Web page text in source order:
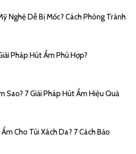
Nghệ Dễ Bị Mốc? Cách Phòng Tránh
Pháp Hút Ẩm Phù Hợp?
Sao? 7 Giải Pháp Hút Ẩm Hiệu Quả
Cho Túi Xách Da? 7 Cách Bảo